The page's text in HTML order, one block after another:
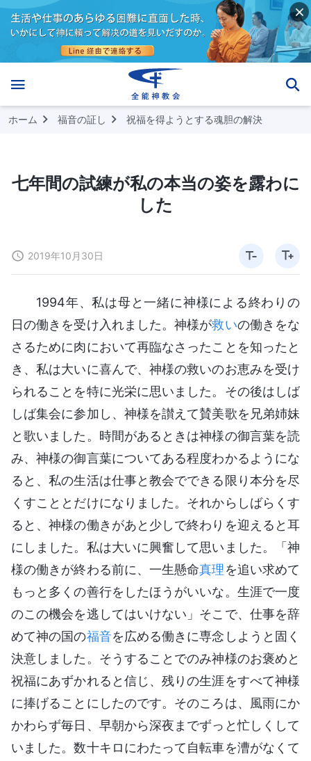
ホーム 福音の証し 祝福を得ようとする魂胆の解決
七年間の試練が私の本当の姿を露わに
した
2019年10月30日
1994年、私は母と一緒に神様による終わりの
日の働きを受け入れました。神様が救いの働きをな
さるために肉において再臨なさったことを知ったと
き、私は大いに喜んで、神様の救いのお恵みを受け
られることを特に光栄に思いました。その後はしば
しば集会に参加し、神様を讃えて賛美歌を兄弟姉妹
と歌いました。時間があるときは神様の御言葉を読
み、神様の御言葉についてある程度わかるようにな
ると、私の生活は仕事と教会でできる限り本分を尽
くすこととだけになりました。それからしばらくす
ると、神様の働きがあと少しで終わりを迎えると耳
にしました。私は大いに興奮して思いました。「神
様の働きが終わる前に、一生懸命真理を追い求めて
もっと多くの善行をしたほうがいいな。生涯で一度
のこの機会を逃してはいけない」そこで、仕事を辞
めて神の国の福音を広める働きに専念しようと固く
決意しました。そうすることでのみ神様のお褒めと
祝福にあずかれると信じ、残りの生涯をすべて神様
に捧げることにしたのです。そのころは、風雨にか
かわらず毎日、早朝から深夜までずっと忙しくして
いました。数十キロにわたって自転車を漕がなくて